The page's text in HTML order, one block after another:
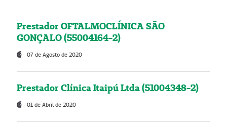
Prestador OFTALMOCLÍNICA SÃO
GONÇALO (55004164-2)
07 de Agosto de 2020
Prestador Clínica Itaipú Ltda (51004348-2)
01 de Abril de 2020